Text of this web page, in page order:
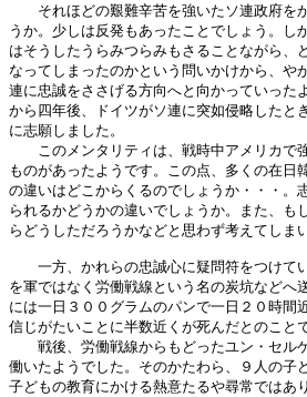
それほどの艱難辛苦を強いたソ連政府を
うか。少しは反発もあったことでしょう。し
はそうしたうらみつらみもさることながら、
なってしまったのかという問いかけから、や
連に忠誠をささげる方向へと向かっていった
から四年後、ドイツがソ連に突如侵略したと
に志願しました。
このメンタリティは、戦時中アメリカで
ものがあったようです。この点、多くの在日
の違いはどこからくるのでしょうか・・・。
られるかどうかの違いでしょうか。また、も
らどうしただろうかなどと思わず考えてしま
一方、かれらの忠誠心に疑問符をつけて
を軍ではなく労働戦線という名の炭坑などへ
には一日３００グラムのパンで一日２０時間
信じがたいことに半数近くが死んだとのこと
戦後、労働戦線からもどったユン・セル
働いたようでした。そのかたわら、９人の子
子どもの教育にかける熱意たるや尋常ではあ